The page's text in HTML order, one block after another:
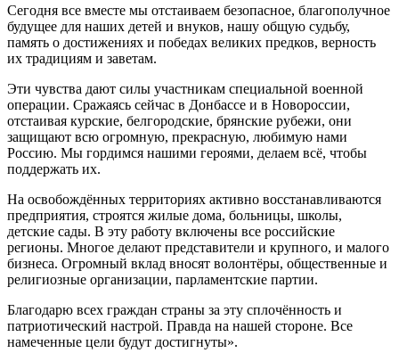
Сегодня все вместе мы отстаиваем безопасное, благополучное
будущее для наших детей и внуков, нашу общую судьбу,
память о достижениях и победах великих предков, верность
их традициям и заветам.
Эти чувства дают силы участникам специальной военной
операции. Сражаясь сейчас в Донбассе и в Новороссии,
отстаивая курские, белгородские, брянские рубежи, они
защищают всю огромную, прекрасную, любимую нами
Россию. Мы гордимся нашими героями, делаем всё, чтобы
поддержать их.
На освобождённых территориях активно восстанавливаются
предприятия, строятся жилые дома, больницы, школы,
детские сады. В эту работу включены все российские
регионы. Многое делают представители и крупного, и малого
бизнеса. Огромный вклад вносят волонтёры, общественные и
религиозные организации, парламентские партии.
Благодарю всех граждан страны за эту сплочённость и
патриотический настрой. Правда на нашей стороне. Все
намеченные цели будут достигнуты».